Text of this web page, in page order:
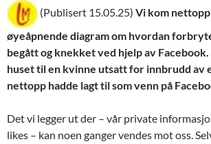
(Publisert 15.05.25) Vi kom
øyeåpnende diagram om hvordan
begått og knekket ved hjelp av
huset til en kvinne utsatt for innbrudd av
nettopp hadde lagt til som venn på
Det vi legger ut der – vår private
likes – kan noen ganger vendes mot oss.